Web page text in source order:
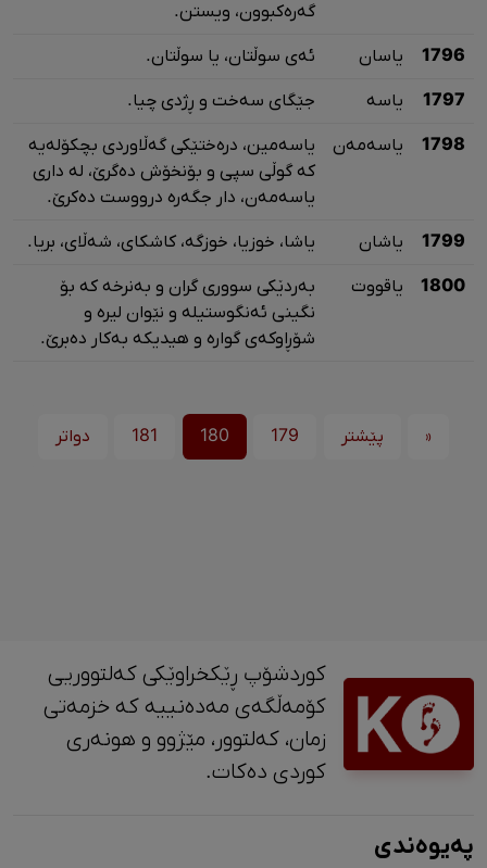
گەرەکبوون، ویستن.
1796 یاسان ئەی سوڵتان، یا سوڵتان.
1797 یاسە جێگای سەخت و ڕژدی چیا.
1798 یاسەمەن
یاسەمین، درەختێکی گەڵاوردی بچکۆلەیە
کە گوڵی سپی و بۆنخۆش دەگرێ، لە داری
یاسەمەن، دار جگەرە درووست دەکرێ.
1799 یاشان یاشا، خوزیا، خوزگە، کاشکای، شەڵای، بریا.
1800 یاقووت
بەردێکی سووری گران و بەنرخە کە بۆ
نگینی ئەنگوستیلە و نێوان لیرە و
شۆڕاوکەی گوارە و هیدیکە بەکار دەبرێ.
« پێشتر 179
180
181 دواتر
کوردشۆپ ڕێکخراوێکی کەلتووریی
کۆمەڵگەی مەدەنییە کە خزمەتی
زمان، کەلتوور، مێژوو و ‎هونەری
کوردی دەکات.
پەیوەندی